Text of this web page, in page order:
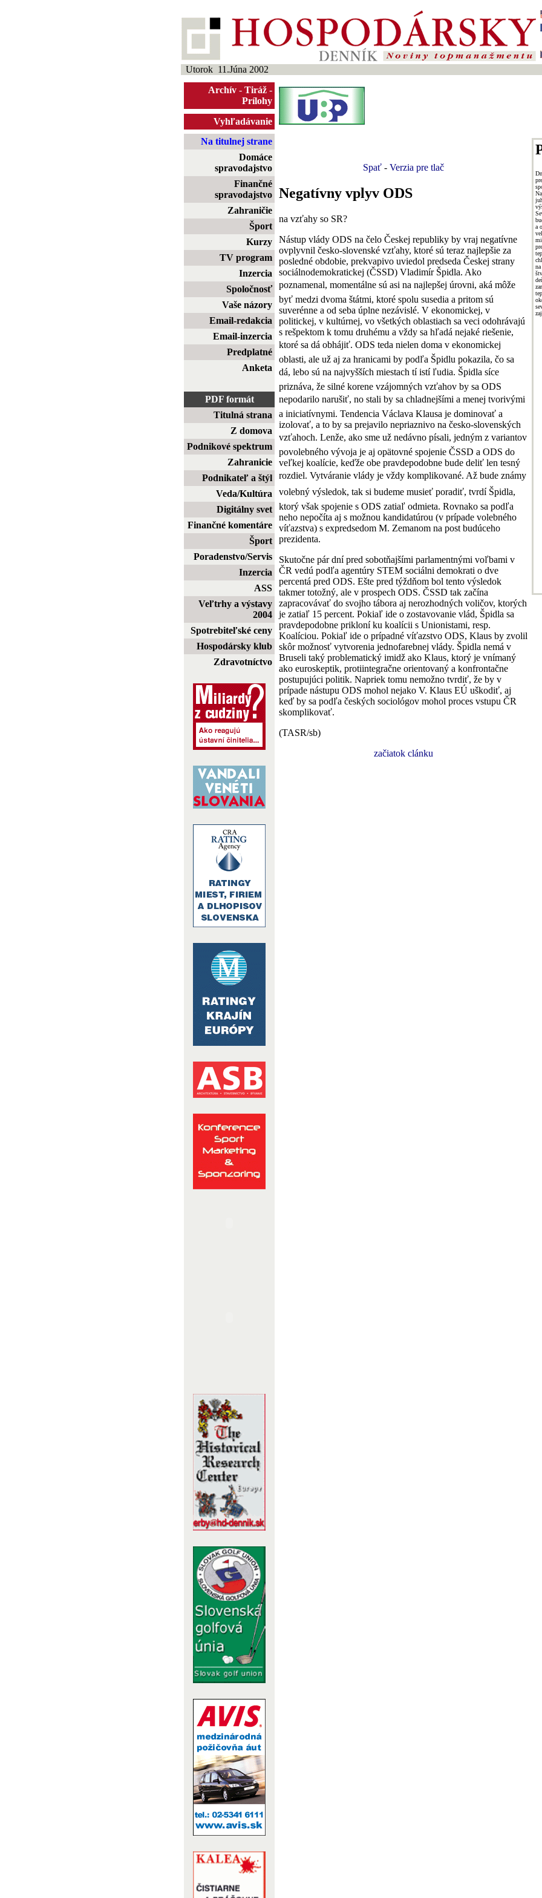
Utorok 11.Júna 2002
Archív - Tiráž -
Prílohy
Vyhľadávanie
Na titulnej strane
Domáce
spravodajstvo
Finančné
spravodajstvo
Zahraničie
Šport
Kurzy
TV program
Inzercia
Spoločnosť
Vaše názory
Email-redakcia
Email-inzercia
Predplatné
Anketa
PDF formát
Titulná strana
Z domova
Podnikové spektrum
Zahranicie
Podnikateľ a štýl
Veda/Kultúra
Digitálny svet
Finančné komentáre
Šport
Poradenstvo/Servis
Inzercia
ASS
Veľtrhy a výstavy
2004
Spotrebiteľské ceny
Hospodársky klub
Zdravotníctvo
Spať- Verzia pre tlač
Negatívny vplyv ODS
na vzťahy so SR?
Nástup vlády ODS na čelo Českej republiky by vraj negatívne
ovplyvnil česko-slovenské vzťahy, ktoré sú teraz najlepšie za
posledné obdobie, prekvapivo uviedol predseda Českej strany
sociálnodemokratickej (ČSSD) Vladimír Špidla. Ako
poznamenal, momentálne sú asi na najlepšej úrovni, aká môže
byť medzi dvoma štátmi, ktoré spolu susedia a pritom sú
suverénne a od seba úplne nezávislé. V ekonomickej, v
politickej, v kultúrnej, vo všetkých oblastiach sa veci odohrávajú
s rešpektom k tomu druhému a vždy sa hľadá nejaké riešenie,
ktoré sa dá obhájiť. ODS teda nielen doma v ekonomickej
oblasti, ale už aj za hranicami by podľa Špidlu pokazila, čo sa
dá, lebo sú na najvyšších miestach tí istí ľudia. Špidla síce
priznáva, že silné korene vzájomných vzťahov by sa ODS
nepodarilo narušiť, no stali by sa chladnejšími a menej tvorivými
a iniciatívnymi. Tendencia Václava Klausa je dominovať a
izolovať, a to by sa prejavilo nepriaznivo na česko-slovenských
vzťahoch. Lenže, ako sme už nedávno písali, jedným z variantov
povolebného vývoja je aj opätovné spojenie ČSSD a ODS do
veľkej koalície, keďže obe pravdepodobne bude deliť len tesný
rozdiel. Vytváranie vlády je vždy komplikované. Až bude známy
volebný výsledok, tak si budeme musieť poradiť, tvrdí Špidla,
ktorý však spojenie s ODS zatiaľ odmieta. Rovnako sa podľa
neho nepočíta aj s možnou kandidatúrou (v prípade volebného
víťazstva) s expredsedom M. Zemanom na post budúceho
prezidenta.
Skutočne pár dní pred sobotňajšími parlamentnými voľbami v
ČR vedú podľa agentúry STEM sociálni demokrati o dve
percentá pred ODS. Ešte pred týždňom bol tento výsledok
takmer totožný, ale v prospech ODS. ČSSD tak začína
zapracovávať do svojho tábora aj nerozhodných voličov, ktorých
je zatiaľ 15 percent. Pokiaľ ide o zostavovanie vlád, Špidla sa
pravdepodobne prikloní ku koalícii s Unionistami, resp.
Koalíciou. Pokiaľ ide o prípadné víťazstvo ODS, Klaus by zvolil
skôr možnosť vytvorenia jednofarebnej vlády. Špidla nemá v
Bruseli taký problematický imidž ako Klaus, ktorý je vnímaný
ako euroskeptik, protiintegračne orientovaný a konfrontačne
postupujúci politik. Napriek tomu nemožno tvrdiť, že by v
prípade nástupu ODS mohol nejako V. Klaus EÚ uškodiť, aj
keď by sa podľa českých sociológov mohol proces vstupu ČR
skomplikovať.
(TASR/sb)
začiatok clánku
a